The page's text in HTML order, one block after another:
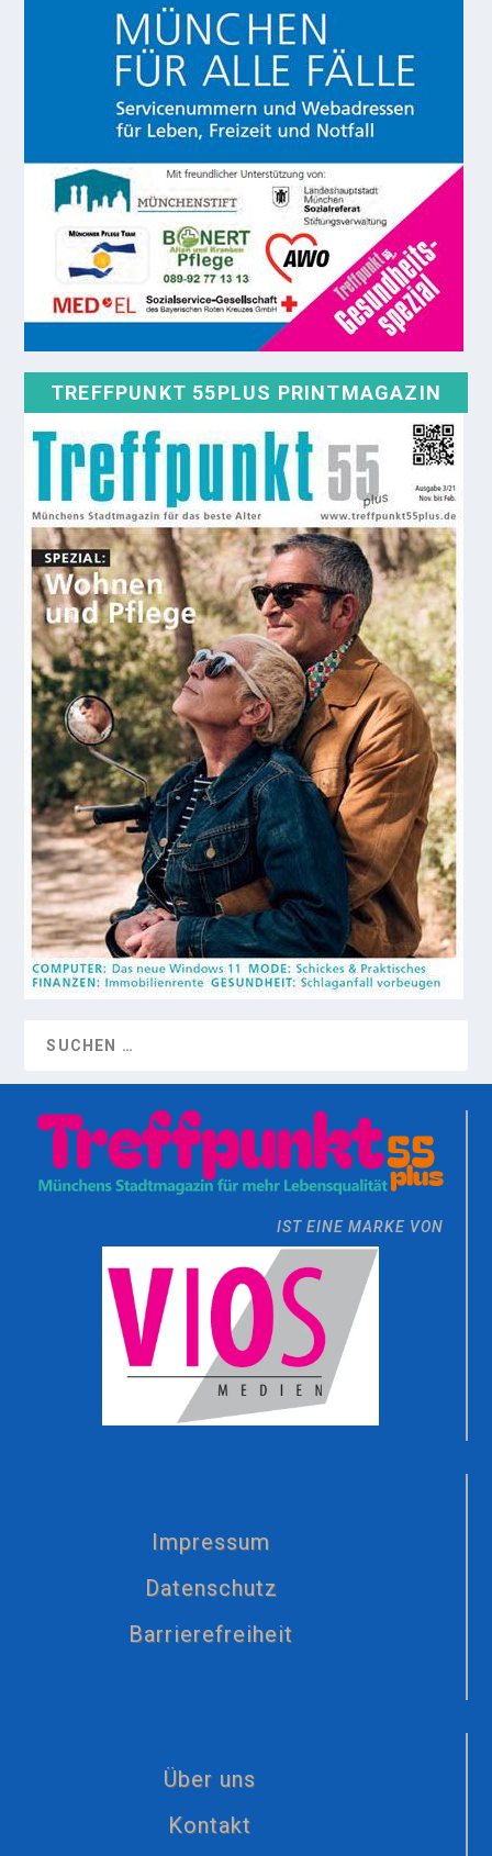
TREFFPUNKT 55PLUS PRINTMAGAZIN
IST EINE MARKE VON
Impressum
Datenschutz
Barrierefreiheit
Über uns
Kontakt